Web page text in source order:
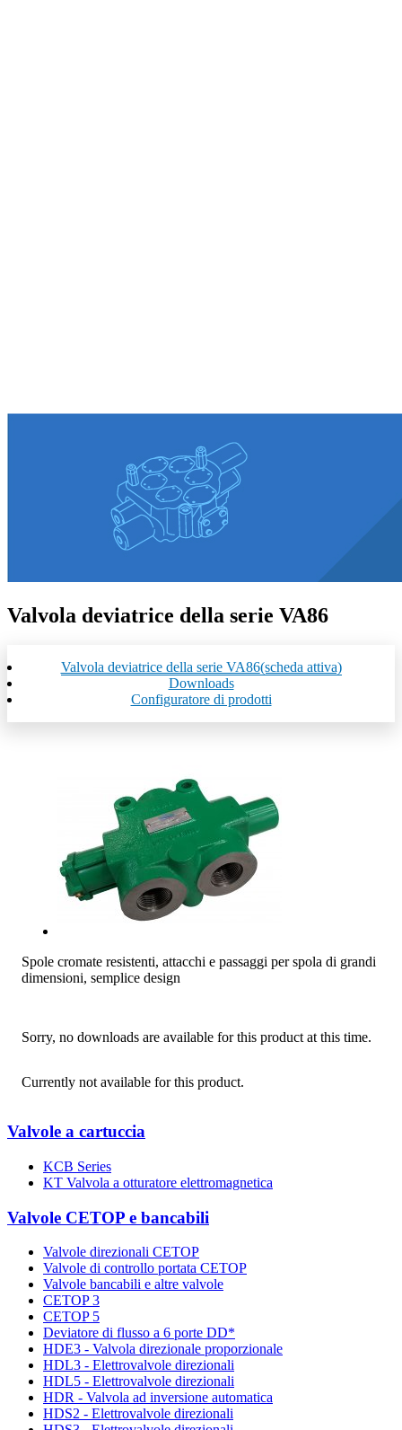
Valvola deviatrice della serie VA86
Valvola deviatrice della serie VA86(scheda attiva)
Downloads
Configuratore di prodotti
Spole cromate resistenti, attacchi e passaggi per spola di grandi
dimensioni, semplice design
Sorry, no downloads are available for this product at this time.
Currently not available for this product.
Valvole a cartuccia
KCB Series
KT Valvola a otturatore elettromagnetica
Valvole CETOP e bancabili
Valvole direzionali CETOP
Valvole di controllo portata CETOP
Valvole bancabili e altre valvole
CETOP 3
CETOP 5
Deviatore di flusso a 6 porte DD*
HDE3 - Valvola direzionale proporzionale
HDL3 - Elettrovalvole direzionali
HDL5 - Elettrovalvole direzionali
HDR - Valvola ad inversione automatica
HDS2 - Elettrovalvole direzionali